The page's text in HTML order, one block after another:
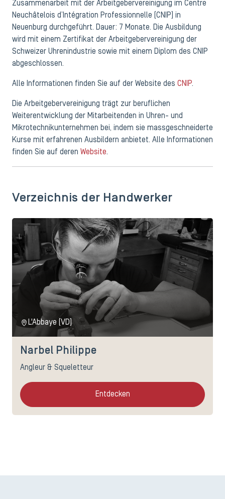
Zusammenarbeit mit der Arbeitgebervereinigung im Centre
Neuchâtelois d’Intégration Professionnelle (CNIP) in
Neuenburg durchgeführt. Dauer: 7 Monate. Die Ausbildung
wird mit einem Zertifikat der Arbeitgebervereinigung der
Schweizer Uhrenindustrie sowie mit einem Diplom des CNIP
abgeschlossen.
Alle Informationen finden Sie auf der Website des CNIP.
Die Arbeitgebervereinigung trägt zur beruflichen
Weiterentwicklung der Mitarbeitenden in Uhren- und
Mikrotechnikunternehmen bei, indem sie massgeschneiderte
Kurse mit erfahrenen Ausbildern anbietet. Alle Informationen
finden Sie auf deren Website.
Verzeichnis der Handwerker
L'Abbaye (VD)
Narbel Philippe
Angleur & Squeletteur
Entdecken